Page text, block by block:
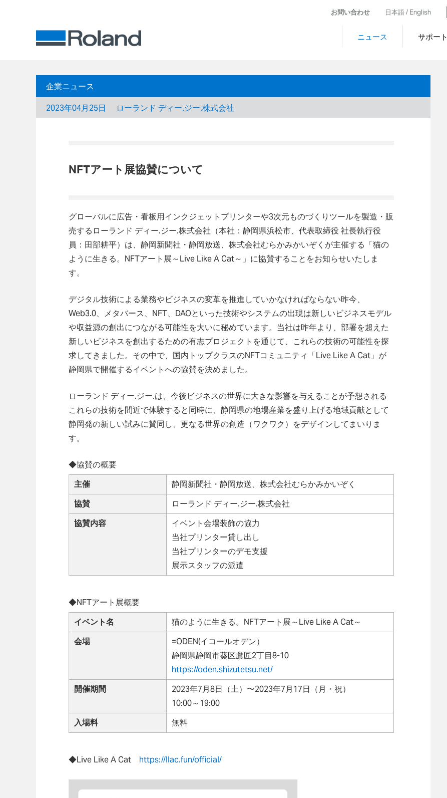
お問い合わせ 日本語 / English
ニュース サポート
企業ニュース
2023年04月25日 ローランド ディー.ジー.株式会社
NFTアート展協賛について
グローバルに広告・看板用インクジェットプリンターや3次元ものづくりツールを製造・販
売するローランド ディー.ジー.株式会社（本社：静岡県浜松市、代表取締役 社長執行役
員：田部耕平）は、静岡新聞社・静岡放送、株式会社むらかみかいぞくが主催する「猫の
ように生きる。NFTアート展～Live Like A Cat～」に協賛することをお知らせいたしま
す。
デジタル技術による業務やビジネスの変革を推進していかなければならない昨今、
Web3.0、メタバース、NFT、DAOといった技術やシステムの出現は新しいビジネスモデル
や収益源の創出につながる可能性を大いに秘めています。当社は昨年より、部署を超えた
新しいビジネスを創出するための有志プロジェクトを通じて、これらの技術の可能性を探
求してきました。その中で、国内トップクラスのNFTコミュニティ「Live Like A Cat」が
静岡県で開催するイベントへの協賛を決めました。
ローランド ディー.ジー.は、今後ビジネスの世界に大きな影響を与えることが予想される
これらの技術を間近で体験すると同時に、静岡県の地場産業を盛り上げる地域貢献として
静岡発の新しい試みに賛同し、更なる世界の創造（ワクワク）をデザインしてまいりま
す。
◆協賛の概要
主催
静岡新聞社・静岡放送、株式会社むらかみかいぞく
協賛
ローランド ディー.ジー.株式会社
協賛内容
イベント会場装飾の協力
当社プリンター貸し出し
当社プリンターのデモ支援
展示スタッフの派遣
◆NFTアート展概要
イベント名
猫のように生きる。NFTアート展～Live Like A Cat～
会場
=ODEN(イコールオデン）
静岡県静岡市葵区鷹匠2丁目8-10
https://oden.shizutetsu.net/
開催期間
2023年7月8日（土）〜2023年7月17日（月・祝）
10:00～19:00
入場料
無料
◆Live Like A Cat https://llac.fun/official/